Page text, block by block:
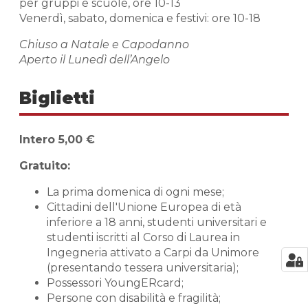
per gruppi e scuole, ore 10-13
Venerdì, sabato, domenica e festivi: ore 10-18
Chiuso a Natale e Capodanno
Aperto il Lunedì dell’Angelo
Biglietti
Intero 5,00 €
Gratuito:
La prima domenica di ogni mese;
Cittadini dell'Unione Europea di età
inferiore a 18 anni, studenti universitari e
studenti iscritti al Corso di Laurea in
Ingegneria attivato a Carpi da Unimore
(presentando tessera universitaria);
Possessori YoungERcard;
Persone con disabilità e fragilità;